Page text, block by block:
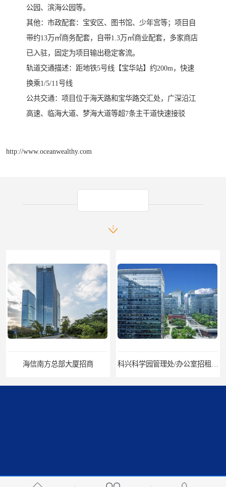
公园、滨海公园等。
其他：市政配套：宝安区、图书馆、少年宫等；项目自
带约13万㎡商务配套，自带1.3万㎡商业配套，多家商店
已入驻，固定为项目输出稳定客流。
轨道交通描述：距地铁5号线【宝华站】约200m，快速
换乘1/5/11号线
公共交通：项目位于海天路和宝华路交汇处，广深沿江
高速、临海大道、梦海大道等超7条主干道快速接驳
http://www.oceanwealthy.com
海信南方总部大厦招商